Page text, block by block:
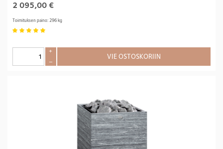
2 095,00 €
Toimituksen paino: 296 kg
+
–
VIE OSTOSKORIIN